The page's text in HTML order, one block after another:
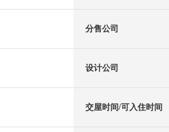
分售公司
设计公司
交屋时间/可入住时间